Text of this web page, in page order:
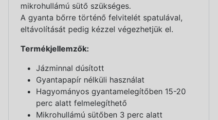
mikrohullámú sütő szükséges.
A gyanta bőrre történő felvitelét spatulával,
eltávolítását pedig kézzel végezhetjük el.
Termékjellemzők:
Jázminnal dúsított
Gyantapapír nélküli használat
Hagyományos gyantamelegítőben 15-20
perc alatt felmelegíthető
Mikrohullámú sütőben 3 perc alatt